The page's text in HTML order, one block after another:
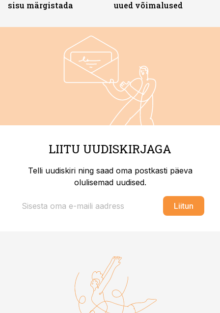
sisu märgistada
uued võimalused
LIITU UUDISKIRJAGA
Telli uudiskiri ning saad oma postkasti päeva
olulisemad uudised.
Liitun